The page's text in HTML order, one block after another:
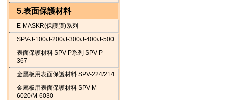
5.表面保護材料
E-MASKR(保護膜)系列
SPV-J-100/J-200/J-300/J-400/J-500
表面保護材料 SPV-P系列 SPV-P-
367
金屬板用表面保護材料 SPV-224/214
金屬板用表面保護材料 SPV-M-
6020/M-6030